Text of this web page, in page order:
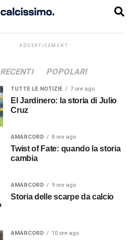
ADVERTISEMENT
RECENTI POPOLARI
TUTTE LE NOTIZIE 7 ore ago
El Jardinero: la storia di Julio
Cruz
AMARCORD 8 ore ago
Twist of Fate: quando la storia
cambia
AMARCORD 9 ore ago
Storia delle scarpe da calcio
AMARCORD 10 ore ago